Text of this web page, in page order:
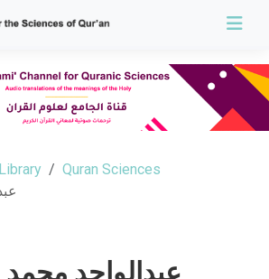
Quran Sciences
عبدالواحد